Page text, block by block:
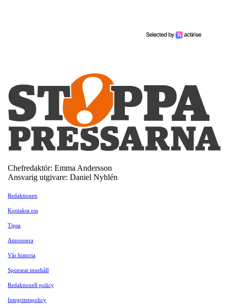
Chefredaktör: Emma Andersson
Ansvarig utgivare: Daniel Nyhlén
Redaktionen
Kontakta oss
Tipsa
Annonsera
Vår historia
Sponsrat innehåll
Redaktionell policy
Integritetspolicy